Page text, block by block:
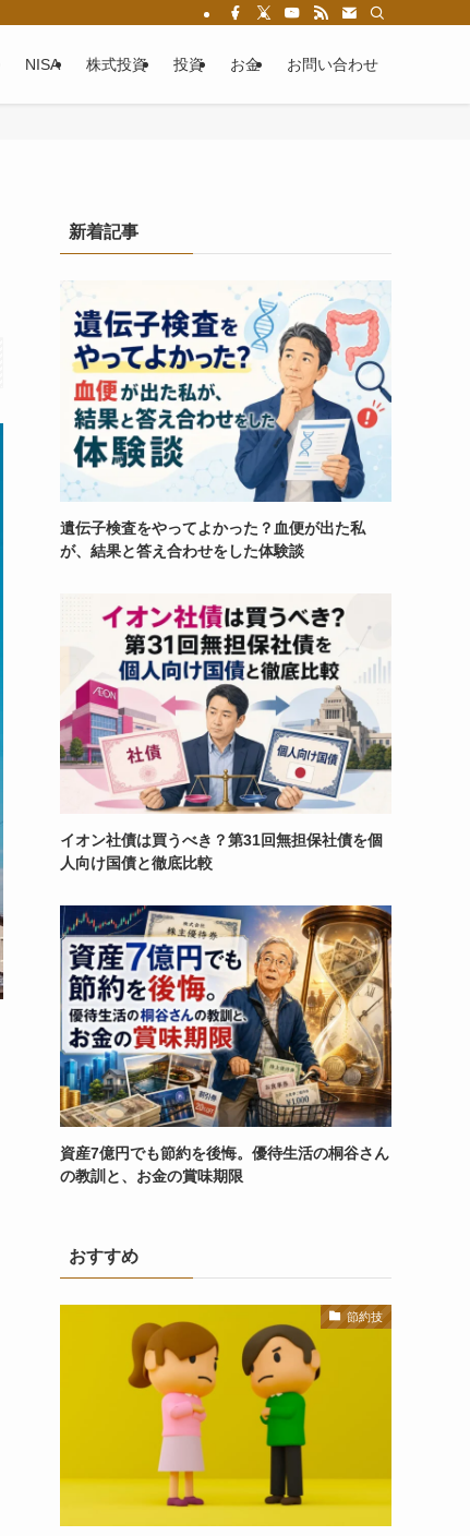
NISA 株式投資 投資 お金 お問い合わせ
新着記事
遺伝子検査をやってよかった？血便が出た私
が、結果と答え合わせをした体験談
イオン社債は買うべき？第31回無担保社債を個
人向け国債と徹底比較
資産7億円でも節約を後悔。優待生活の桐谷さん
の教訓と、お金の賞味期限
おすすめ
節約技